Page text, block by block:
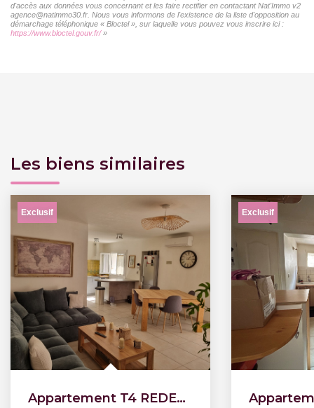
d'accès aux données vous concernant et les faire rectifier en contactant Nat'Immo v2
agence@natimmo30.fr. Nous vous informons de l'existence de la liste d'opposition au
démarchage téléphonique « Bloctel », sur laquelle vous pouvez vous inscrire ici :
https://www.bloctel.gouv.fr/»
Les biens similaires
Exclusif
Appartement T4 REDESSAN
Exclusif